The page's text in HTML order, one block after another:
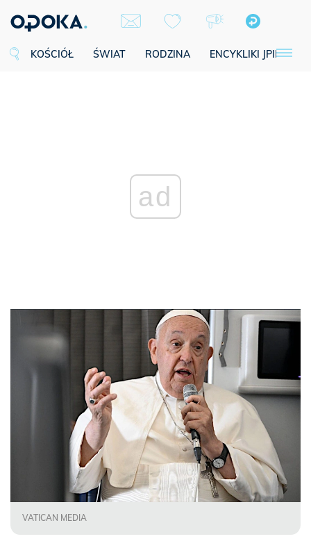
KOŚCIÓŁ ŚWIAT RODZINA ENCYKLIKI JPII
ad
VATICAN MEDIA